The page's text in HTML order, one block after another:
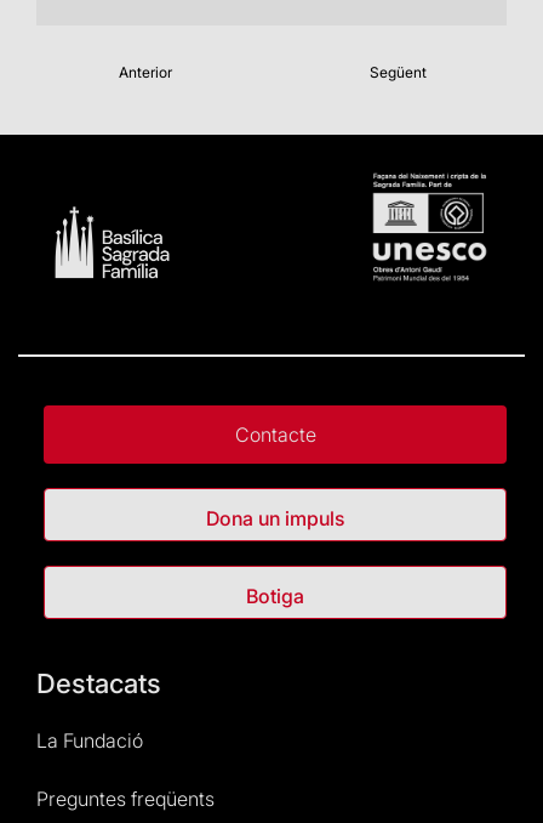
Anterior Següent
Contacte
Dona un impuls
Botiga
Destacats
La Fundació
Preguntes freqüents